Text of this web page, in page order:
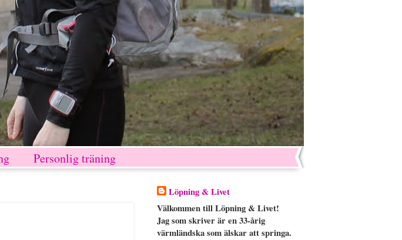
Personlig träning
Löpning & Livet
Välkommen till Löpning & Livet!
Jag som skriver är en 33-årig
värmländska som älskar att springa.